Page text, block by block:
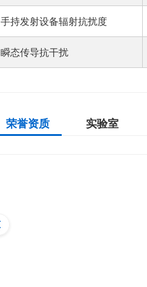
手持发射设备辐射抗扰度
瞬态传导抗干扰
荣誉资质 实验室